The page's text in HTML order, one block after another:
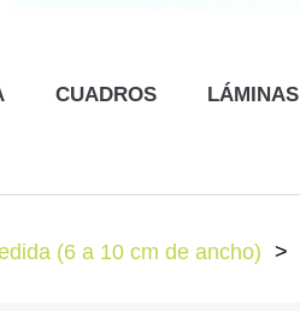
CUADROS LÁMINAS
(6 a 10 cm de ancho)